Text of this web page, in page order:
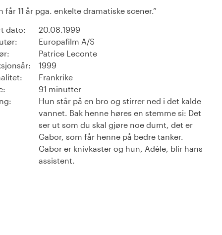
får 11 år pga. enkelte dramatiske scener.
dato:
20.08.1999
Europafilm A/S
Patrice Leconte
1999
Frankrike
91 minutter
Hun står på en bro og stirrer ned i det kalde
vannet. Bak henne høres en stemme si: Det
ser ut som du skal gjøre noe dumt, det er
Gabor, som får henne på bedre tanker.
Gabor er knivkaster og hun, Adèle, blir hans
assistent.